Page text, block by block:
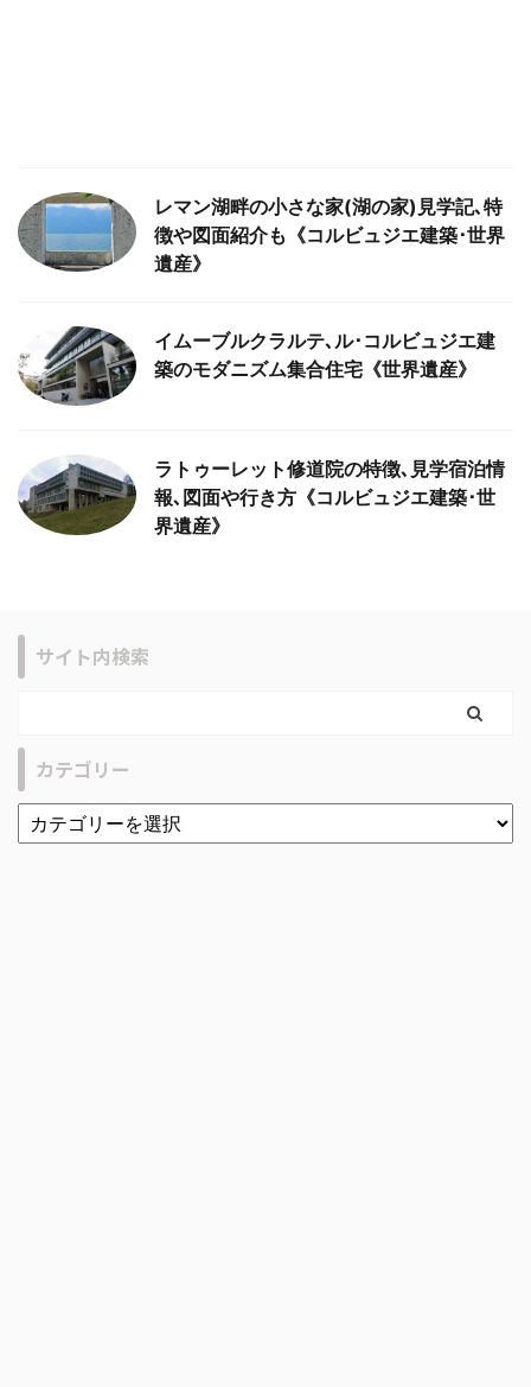
レマン湖畔の小さな家(湖の家)見学記､特
徴や図面紹介も《コルビュジエ建築･世界
遺産》
イムーブルクラルテ､ル･コルビュジエ建
築のモダニズム集合住宅《世界遺産》
ラトゥーレット修道院の特徴､見学宿泊情
報､図面や行き方《コルビュジエ建築･世
界遺産》
サイト内検索
カテゴリー